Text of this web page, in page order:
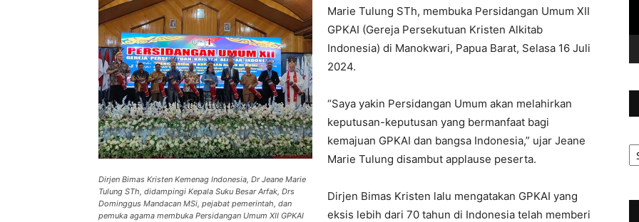
Dirjen Bimas Kristen Kemenag Indonesia, Dr Jeane Marie
Tulung STh, didampingi Kepala Suku Besar Arfak, Drs
Dominggus Mandacan MSi, pejabat pemerintah, dan
pemuka agama membuka Persidangan Umum XII GPKAI
Marie Tulung STh, membuka Persidangan Umum XII
GPKAI (Gereja Persekutuan Kristen Alkitab
Indonesia) di Manokwari, Papua Barat, Selasa 16 Juli
2024.
“Saya yakin Persidangan Umum akan melahirkan
keputusan-keputusan yang bermanfaat bagi
kemajuan GPKAI dan bangsa Indonesia,” ujar Jeane
Marie Tulung disambut applause peserta.
Dirjen Bimas Kristen lalu mengatakan GPKAI yang
eksis lebih dari 70 tahun di Indonesia telah memberi